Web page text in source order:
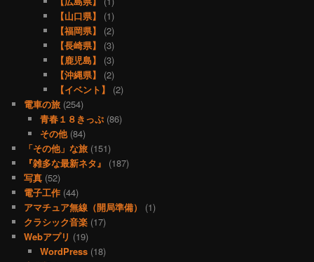
【山口県】
(1)
【福岡県】
(2)
【長崎県】
(3)
【鹿児島】
(3)
【沖縄県】
(2)
【イベント】
(2)
電車の旅 (254)
青春１８きっぷ(86)
その他(84)
「その他」な旅 (151)
『雑多な最新ネタ』
(187)
写真 (52)
電子工作 (44)
アマチュア無線（開局準備）
(1)
クラシック音楽 (17)
Webアプリ (19)
WordPress(18)